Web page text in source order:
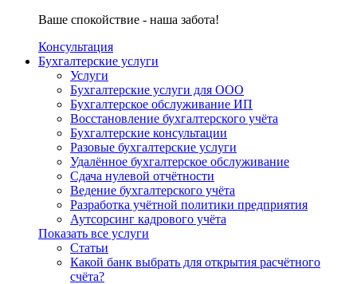
Ваше спокойствие - наша забота!
Консультация
Бухгалтерские услуги
Услуги
Бухгалтерские услуги для ООО
Бухгалтерское обслуживание ИП
Восстановление бухгалтерского учёта
Бухгалтерские консультации
Разовые бухгалтерские услуги
Удалённое бухгалтерское обслуживание
Сдача нулевой отчётности
Ведение бухгалтерского учёта
Разработка учётной политики предприятия
Аутсорсинг кадрового учёта
Показать все услуги
Статьи
Какой банк выбрать для открытия расчётного
счёта?